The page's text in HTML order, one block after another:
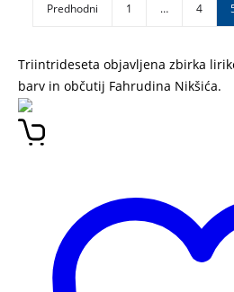
Predhodni 1 … 4
Triintrideseta objavljena zbirka
barv in občutij Fahrudina Nikšića.